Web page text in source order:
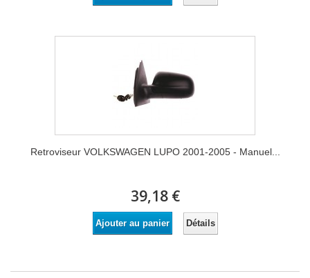
Retroviseur VOLKSWAGEN LUPO 2001-2005 - Manuel...
39,18 €
Ajouter au panier Détails